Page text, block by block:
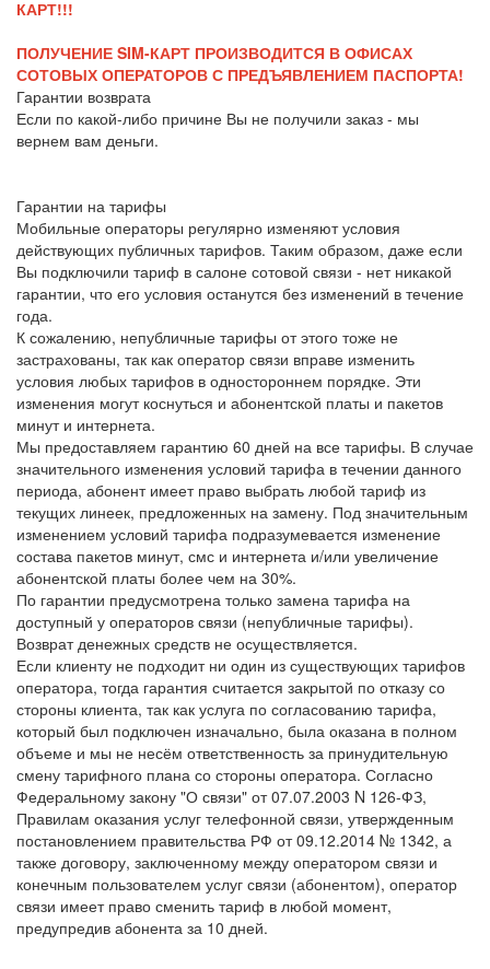
КАРТ!!!
ПОЛУЧЕНИЕ SIM-КАРТ ПРОИЗВОДИТСЯ В ОФИСАХ
СОТОВЫХ ОПЕРАТОРОВ С ПРЕДЪЯВЛЕНИЕМ ПАСПОРТА!
Гарантии возврата
Если по какой-либо причине Вы не получили заказ - мы
вернем вам деньги.
Гарантии на тарифы
Мобильные операторы регулярно изменяют условия
действующих публичных тарифов. Таким образом, даже если
Вы подключили тариф в салоне сотовой связи - нет никакой
гарантии, что его условия останутся без изменений в течение
года.
К сожалению, непубличные тарифы от этого тоже не
застрахованы, так как оператор связи вправе изменить
условия любых тарифов в одностороннем порядке. Эти
изменения могут коснуться и абонентской платы и пакетов
минут и интернета.
Мы предоставляем гарантию 60 дней на все тарифы. В случае
значительного изменения условий тарифа в течении данного
периода, абонент имеет право выбрать любой тариф из
текущих линеек, предложенных на замену. Под значительным
изменением условий тарифа подразумевается изменение
состава пакетов минут, смс и интернета и/или увеличение
абонентской платы более чем на 30%.
По гарантии предусмотрена только замена тарифа на
доступный у операторов связи (непубличные тарифы).
Возврат денежных средств не осуществляется.
Если клиенту не подходит ни один из существующих тарифов
оператора, тогда гарантия считается закрытой по отказу со
стороны клиента, так как услуга по согласованию тарифа,
который был подключен изначально, была оказана в полном
объеме и мы не несём ответственность за принудительную
смену тарифного плана со стороны оператора. Согласно
Федеральному закону "О связи" от 07.07.2003 N 126-ФЗ,
Правилам оказания услуг телефонной связи, утвержденным
постановлением правительства РФ от 09.12.2014 № 1342, а
также договору, заключенному между оператором связи и
конечным пользователем услуг связи (абонентом), оператор
связи имеет право сменить тариф в любой момент,
предупредив абонента за 10 дней.